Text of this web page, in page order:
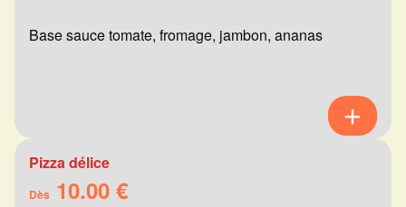
Base sauce tomate, fromage, jambon, ananas
Pizza délice
Dès 10.00 €